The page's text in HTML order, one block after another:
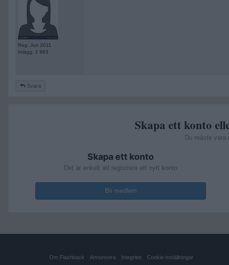
Reg: Jun 2011
Inlägg: 2 983
Svara
Skapa ett konto
Du måste vara
Skapa ett konto
Det är enkelt att registrera ett nytt konto
Bli medlem
Om Flashback Annonsera Integritet Cookie-inställningar